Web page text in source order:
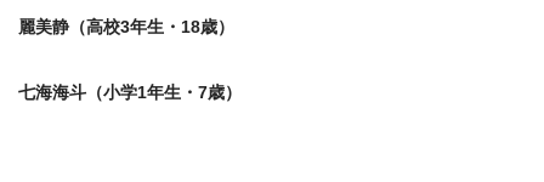
麗美静（高校3年生・18歳）
七海海斗（小学1年生・7歳）